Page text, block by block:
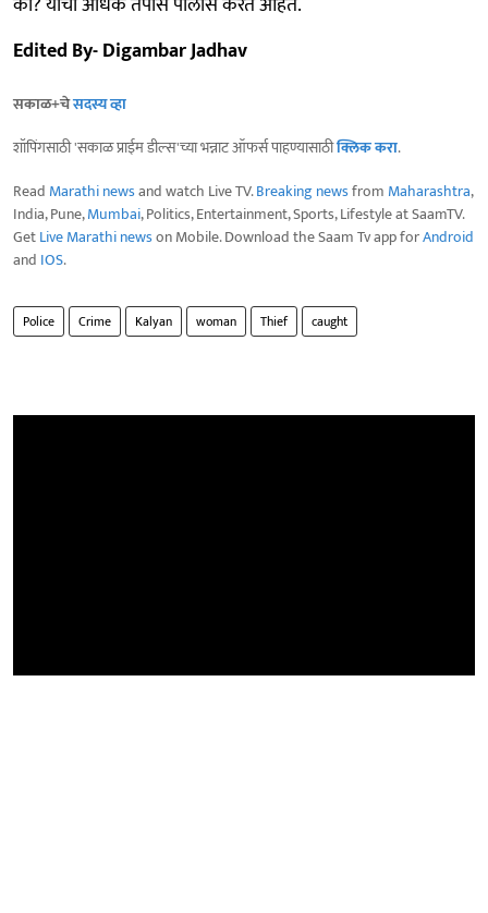
Edited By- Digambar Jadhav
सकाळ+चेसदस्य व्हा
शॉपिंगसाठी 'सकाळ प्राईम डील्स'च्या भन्नाट ऑफर्स पाहण्यासाठीक्लिक करा.
Read Marathi newsand watch Live TV.Breaking newsfrom Maharashtra,
India, Pune,Mumbai, Politics, Entertainment, Sports, Lifestyle at SaamTV.
GetLive Marathi newson Mobile. Download the Saam Tv app forAndroid
and IOS.
Police Crime Kalyan woman Thief caught